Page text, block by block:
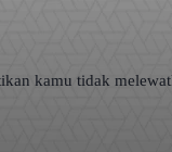
kamu tidak